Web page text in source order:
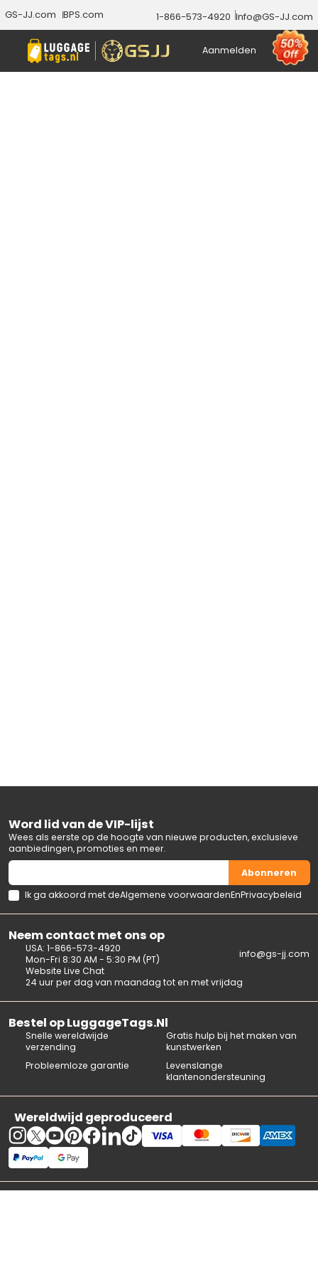
GS-JJ.com BPS.com 1-866-573-4920 Info@GS-JJ.com
Aanmelden
Neem contact met ons op
Website Live Chat
24 uur per dag van maandag tot en met vrijdag
USA: 1-866-573-4920
Mon-Fri 8:30 AM - 5:30 PM (PT)
info@gs-jj.com
Bestel op LuggageTags.Nl
Snelle wereldwijde
verzending
Gratis hulp bij het maken van
kunstwerken
Probleemloze garantie
Levenslange
klantenondersteuning
Wereldwijd geproduceerd
Word lid van de VIP-lijst
Wees als eerste op de hoogte van nieuwe producten, exclusieve
aanbiedingen, promoties en meer.
Abonneren
Ik ga akkoord met deAlgemene voorwaardenEnPrivacybeleid